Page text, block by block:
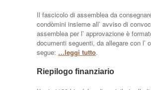
Il fascicolo di assemblea da
condòmini insieme all’ avviso di
assemblea per l’ approvazione è
documenti seguenti, da allegare con l’
segue: …leggi tutto.
Riepilogo finanziario